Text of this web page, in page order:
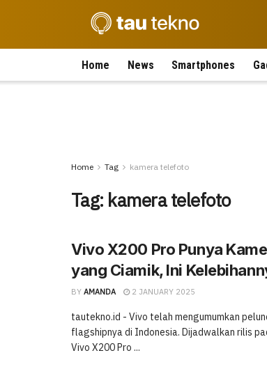
Home News Smartphones
Home Tag kamera telefoto
Tag: kamera telefoto
Vivo X200 Pro Punya
yang Ciamik, Ini
BY AMANDA 2 JANUARY 2025
tautekno.id - Vivo telah mengumumkan
flagshipnya di Indonesia. Dijadwalkan rilis
Vivo X200 Pro ...